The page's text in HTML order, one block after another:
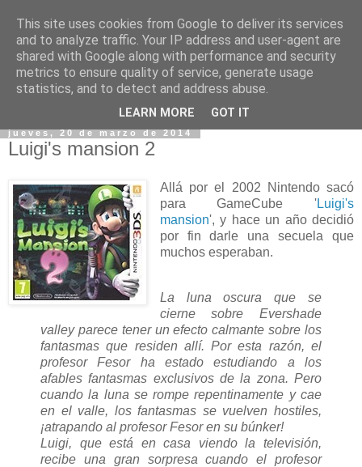
jueves, 20 de marzo de 2014
Luigi's mansion 2
Allá por el 2002 Nintendo sacó
para GameCube 'Luigi's
mansion', y hace un año decidió
por fin darle una secuela que
muchos esperaban.
La luna oscura que se
cierne sobre Evershade
valley parece tener un efecto calmante sobre los
fantasmas que residen allí. Por esta razón, el
profesor Fesor ha estado estudiando a los
afables fantasmas exclusivos de la zona. Pero
cuando la luna se rompe repentinamente y cae
en el valle, los fantasmas se vuelven hostiles,
¡atrapando al profesor Fesor en su búnker!
Luigi, que está en casa viendo la televisión,
recibe una gran sorpresa cuando el profesor
This site uses cookies from Google to deliver its services
and to analyze traffic. Your IP address and user-agent are
shared with Google along with performance and security
metrics to ensure quality of service, generate usage
statistics, and to detect and address abuse.
LEARN MORE GOT IT